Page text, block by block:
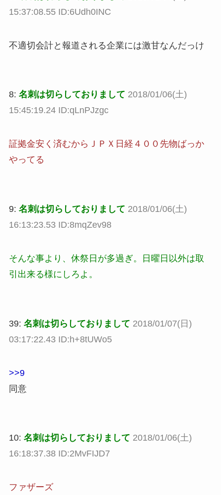
15:37:08.55 ID:6Udh0INC
不適切会計と報道される企業には激甘なんだっけ
8: 名刺は切らしておりまして 2018/01/06(土)
15:45:19.24 ID:qLnPJzgc
証拠金安く済むからＪＰＸ日経４００先物ばっか
やってる
9: 名刺は切らしておりまして 2018/01/06(土)
16:13:23.53 ID:8mqZev98
そんな事より、休祭日が多過ぎ。日曜日以外は取
引出来る様にしろよ。
39: 名刺は切らしておりまして 2018/01/07(日)
03:17:22.43 ID:h+8tUWo5
>>9
同意
10: 名刺は切らしておりまして 2018/01/06(土)
16:18:37.38 ID:2MvFIJD7
ファザーズ